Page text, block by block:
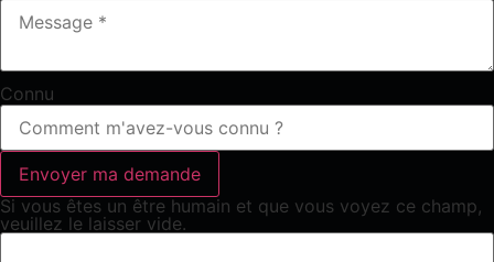
Connu
Si vous êtes un être humain et que vous voyez ce champ,
veuillez le laisser vide.